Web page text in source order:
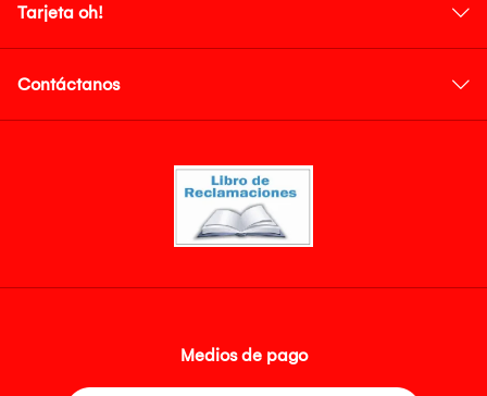
Tarjeta oh!
Contáctanos
Medios de pago